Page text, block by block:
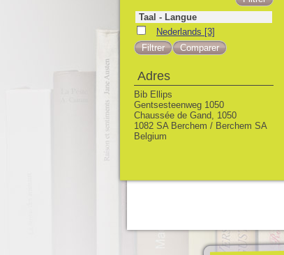
Taal - Langue
Nederlands [3]
Adres
Bib Ellips
Gentsesteenweg 1050
Chaussée de Gand, 1050
1082 SA Berchem / Berchem SA
Belgium